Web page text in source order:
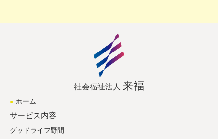
社会福祉法人 来福
ホーム
サービス内容
グッドライフ野間